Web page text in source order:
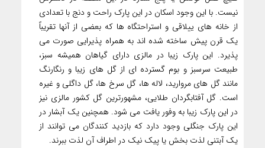
نیست. با این وجود اسکان در این پارک راحت و دنج با تعدادی
از خانه های ییلاقی و استراحتگاه ها که بعضی از آنها تقریباً
یک قرن پیش ساخته شده اند به همراه پذیرایی صورت می
پذیرد. این پارک زیبا در مالزی دارای گیاهان همیشه سبز،
طبیعت سرسبز و بوم گسترده ای از گل های زیبا و رنگارنگ
مانند گل های مروارید، لاله ها، گل سرخ ها، گل داگلی و غیره
است. گل آفتابگردان طلایی، مشهورترین گل کشور مالزی نیز
در این پارک زیبا به وفور یافت می شود. همچنین یک آبشار در
این پارک جنگلی وجود دارد که بازدید کنندگان می توانند از
یک آبتنی لذت بخش یا پیک نیک در اطراف آن لذت ببرند.